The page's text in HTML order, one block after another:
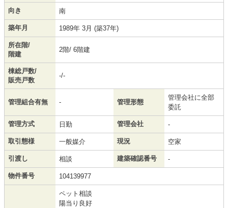
向き 南
築年月 1989年 3月 (築37年)
所在階/
階建
2階/ 6階建
棟総戸数/
販売戸数
-/-
管理組合有無 - 管理形態
管理会社に全部
委託
管理方式 日勤 管理会社 -
取引態様 一般媒介 現況 空家
引渡し 相談 建築確認番号 -
物件番号 104139977
ペット相談
陽当り良好